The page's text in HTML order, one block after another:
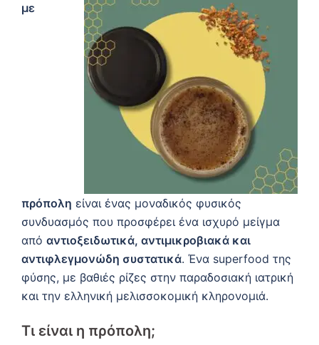
με
πρόπολη είναι ένας μοναδικός φυσικός
συνδυασμός που προσφέρει ένα ισχυρό μείγμα
από αντιοξειδωτικά, αντιμικροβιακά και
αντιφλεγμονώδη συστατικά. Ένα superfood της
φύσης, με βαθιές ρίζες στην παραδοσιακή ιατρική
και την ελληνική μελισσοκομική κληρονομιά.
Τι είναι η πρόπολη;